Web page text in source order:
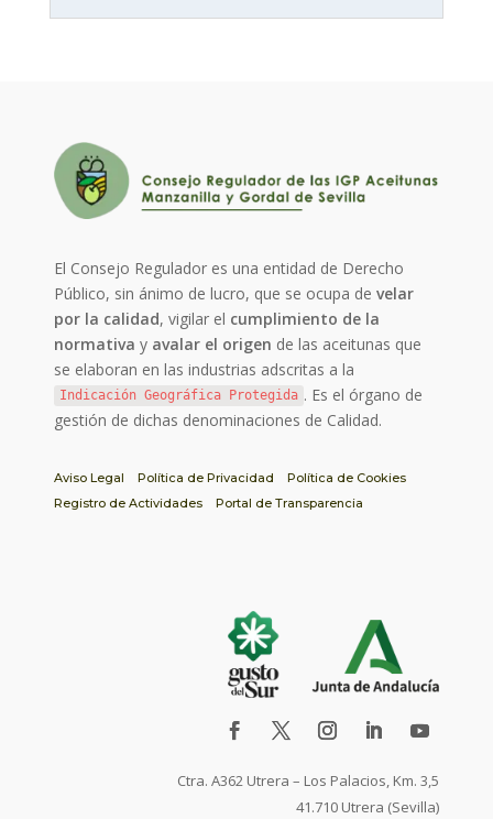
El Consejo Regulador es una entidad de Derecho
Público, sin ánimo de lucro, que se ocupa develar
por la calidad, vigilar el cumplimiento de la
normativa y avalar el origen de las aceitunas que
se elaboran en las industrias adscritas a la
Indicación Geográfica Protegida . Es el órgano de
gestión de dichas denominaciones de Calidad.
Aviso Legal Política de Privacidad
Política de Cookies
Registro de Actividades
Portal de Transparencia
Ctra. A362 Utrera – Los Palacios, Km. 3,5
41.710 Utrera (Sevilla)